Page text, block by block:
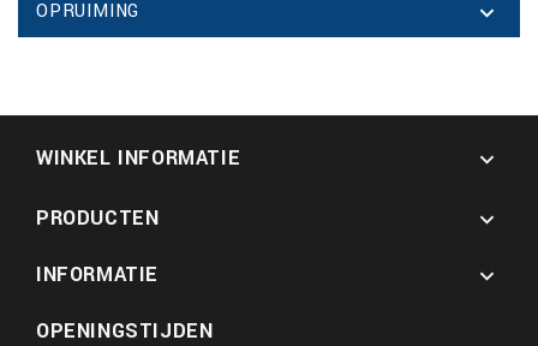
OPRUIMING 
WINKEL INFORMATIE 
PRODUCTEN

INFORMATIE

OPENINGSTIJDEN